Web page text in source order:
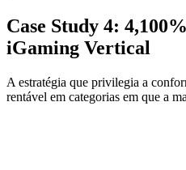
Case Study 4:
iGaming Vertical
A estratégia que privilegia a
rentável em categorias em que a